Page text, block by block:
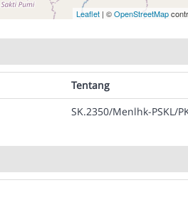
Leaflet | ©OpenStreetMap
Tentang
SK.2350/Menlhk-PSKL/